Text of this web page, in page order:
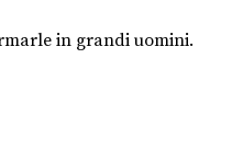
in grandi uomini.